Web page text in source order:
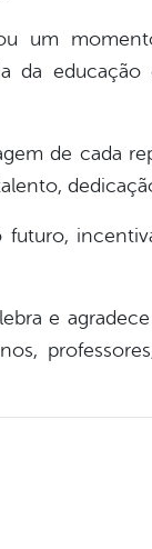
um
da
de cada
e